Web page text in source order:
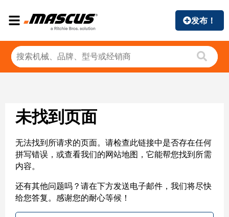
发布！
未找到页面
无法找到所请求的页面。请检查此链接中是否存在任何
拼写错误，或查看我们的网站地图，它能帮您找到所需
内容。
还有其他问题吗？请在下方发送电子邮件，我们将尽快
给您答复。感谢您的耐心等候！